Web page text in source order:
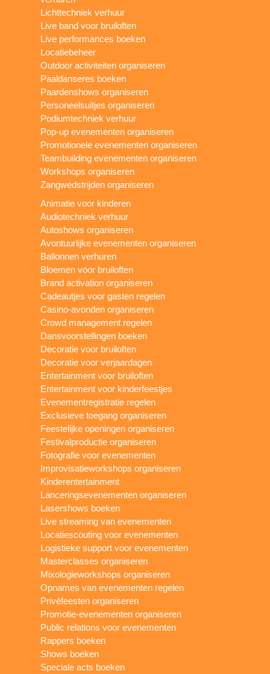
Lichttechniek verhuur
Live band voor bruiloften
Live performances boeken
Locatiebeheer
Outdoor activiteiten organiseren
Paaldanseres boeken
Paardenshows organiseren
Personeelsuitjes organiseren
Podiumtechniek verhuur
Pop-up evenementen organiseren
Promotionele evenementen organiseren
Teambuilding evenementen organiseren
Workshops organiseren
Zangwedstrijden organiseren
Animatie voor kinderen
Audiotechniek verhuur
Autoshows organiseren
Avontuurlijke evenementen organiseren
Ballonnen verhuren
Bloemen voor bruiloften
Brand activation organiseren
Cadeautjes voor gasten regelen
Casino-avonden organiseren
Crowd management regelen
Dansvoorstellingen boeken
Decoratie voor bruiloften
Decoratie voor verjaardagen
Entertainment voor bruiloften
Entertainment voor kinderfeestjes
Evenementregistratie regelen
Exclusieve toegang organiseren
Feestelijke openingen organiseren
Festivalproductie organiseren
Fotografie voor evenementen
Improvisatieworkshops organiseren
Kinderentertainment
Lanceringsevenementen organiseren
Lasershows boeken
Live streaming van evenementen
Locatiescouting voor evenementen
Logistieke support voor evenementen
Masterclasses organiseren
Mixologieworkshops organiseren
Opnames van evenementen regelen
Privéfeesten organiseren
Promotie-evenementen organiseren
Public relations voor evenementen
Rappers boeken
Shows boeken
Speciale acts boeken